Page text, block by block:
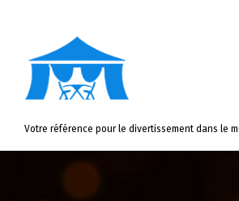
Votre référence pour le divertissement dans le